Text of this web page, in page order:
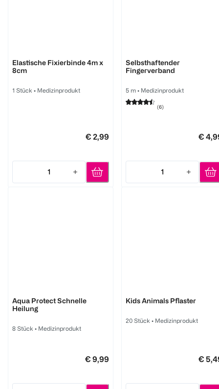
Elastische Fixierbinde 4m x
8cm
1 Stück • Medizinprodukt
€ 2,99
1
Quantity: 1
Selbsthaftender
Fingerverband
5 m • Medizinprodukt
(6)
€
1
Quantity: 1
Aqua Protect Schnelle
Heilung
8 Stück • Medizinprodukt
€ 9,99
Kids Animals Pflaster
20 Stück • Medizinprodukt
€